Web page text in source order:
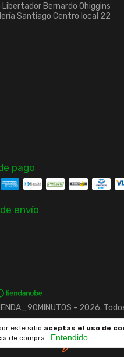
este sitio aceptas el uso de
de compra.
Entendido
Libertador Bernardo Ohiggins
Santiago Centro local 22
pago
envío
- 2026.
por fenrir.cl